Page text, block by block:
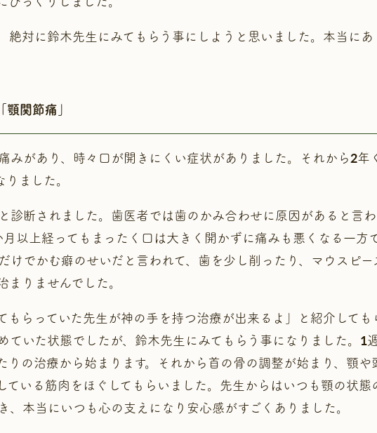
対に鈴木先生にみてもらう事にしようと思いました。本当にあ
関節痛」
みがあり、時々口が開きにくい症状がありました。それから2年
ました。
断されました。歯医者では歯のかみ合わせに原因があると言
以上経ってもまったく口は大きく開かずに痛みも悪くなる一方
でかむ癖のせいだと言われて、歯を少し削ったり、マウスピ
りませんでした。
もらっていた先生が神の手を持つ治療が出来るよ」と紹介して
いた状態でしたが、鈴木先生にみてもらう事になりました。1
の治療から始まります。それから首の骨の調整が始まり、顎
いる筋肉をほぐしてもらいました。先生からはいつも顎の状態
、本当にいつも心の支えになり安心感がすごくありました。